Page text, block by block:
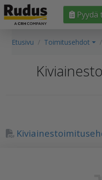
Pyydä
Etusivu Toimitusehdot